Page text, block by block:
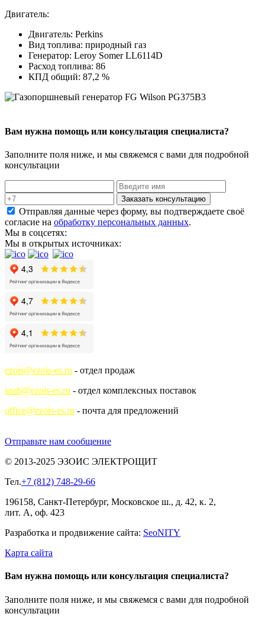
Двигатель:
Двигатель: Perkins
Вид топлива: природный газ
Генератор: Leroy Somer LL6114D
Расход топлива: 86
КПД общий: 87,2 %
Вам нужна помощь или консультация специалиста?
Заполните поля ниже, и мы свяжемся с вами для подробной
консультации
Заказать консультацию
Отправляя данные через форму, вы подтверждаете своё
согласие на обработку персональных данных.
Мы в соцсетях:
Мы в открытых источниках:
ezois@ezois-es.ru - отдел продаж
snab@ezois-es.ru - отдел комплексных поставок
office@ezois-es.ru - почта для предложений
Отправьте нам сообщение
© 2013-2025 ЭЗОИС ЭЛЕКТРОЩИТ
Тел.+7 (812) 748-29-66
196158, Санкт-Петербург, Московское ш., д. 42, к. 2,
лит. А, оф. 423
Разработка и продвижение сайта: SeoNITY
Карта сайта
Вам нужна помощь или консультация специалиста?
Заполните поля ниже, и мы свяжемся с вами для подробной
консультации